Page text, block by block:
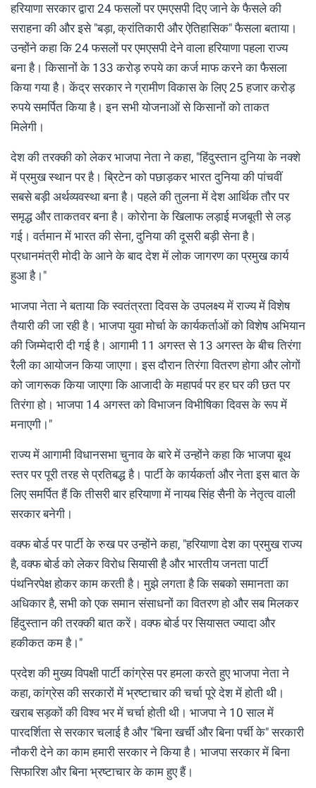
हरियाणा सरकार द्वारा 24 फसलों पर एमएसपी दिए जाने के फैसले की
सराहना की और इसे "बड़ा, क्रांतिकारी और ऐतिहासिक" फैसला बताया।
उन्होंने कहा कि 24 फसलों पर एमएसपी देने वाला हरियाणा पहला राज्य
बना है। किसानों के 133 करोड़ रुपये का कर्ज माफ करने का फैसला
किया गया है। केंद्र सरकार ने ग्रामीण विकास के लिए 25 हजार करोड़
रुपये समर्पित किया है। इन सभी योजनाओं से किसानों को ताकत
मिलेगी।
देश की तरक्की को लेकर भाजपा नेता ने कहा, "हिंदुस्तान दुनिया के नक्शे
में प्रमुख स्थान पर है। ब्रिटेन को पछाड़कर भारत दुनिया की पांचवीं
सबसे बड़ी अर्थव्यवस्था बना है। पहले की तुलना में देश आर्थिक तौर पर
समृद्ध और ताकतवर बना है। कोरोना के खिलाफ लड़ाई मजबूती से लड़
गई। वर्तमान में भारत की सेना, दुनिया की दूसरी बड़ी सेना है।
प्रधानमंत्री मोदी के आने के बाद देश में लोक जागरण का प्रमुख कार्य
हुआ है।"
भाजपा नेता ने बताया कि स्वतंत्रता दिवस के उपलक्ष्य में राज्य में विशेष
तैयारी की जा रही है। भाजपा युवा मोर्चा के कार्यकर्ताओं को विशेष अभियान
की जिम्मेदारी दी गई है। आगामी 11 अगस्त से 13 अगस्त के बीच तिरंगा
रैली का आयोजन किया जाएगा। इस दौरान तिरंगा वितरण होगा और लोगों
को जागरूक किया जाएगा कि आजादी के महापर्व पर हर घर की छत पर
तिरंगा हो। भाजपा 14 अगस्त को विभाजन विभीषिका दिवस के रूप में
मनाएगी।"
राज्य में आगामी विधानसभा चुनाव के बारे में उन्होंने कहा कि भाजपा बूथ
स्तर पर पूरी तरह से प्रतिबद्ध है। पार्टी के कार्यकर्ता और नेता इस बात के
लिए समर्पित हैं कि तीसरी बार हरियाणा में नायब सिंह सैनी के नेतृत्व वाली
सरकार बनेगी।
वक्फ बोर्ड पर पार्टी के रुख पर उन्होंने कहा, "हरियाणा देश का प्रमुख राज्य
है, वक्फ बोर्ड को लेकर विरोध सियासी है और भारतीय जनता पार्टी
पंथनिरपेक्ष होकर काम करती है। मुझे लगता है कि सबको समानता का
अधिकार है, सभी को एक समान संसाधनों का वितरण हो और सब मिलकर
हिंदुस्तान की तरक्की बात करें। वक्फ बोर्ड पर सियासत ज्यादा और
हकीकत कम है।"
प्रदेश की मुख्य विपक्षी पार्टी कांग्रेस पर हमला करते हुए भाजपा नेता ने
कहा, कांग्रेस की सरकारों में भ्रष्टाचार की चर्चा पूरे देश में होती थी।
खराब सड़कों की विश्व भर में चर्चा होती थी। भाजपा ने 10 साल में
पारदर्शिता से सरकार चलाई है और "बिना खर्ची और बिना पर्ची के" सरकारी
नौकरी देने का काम हमारी सरकार ने किया है। भाजपा सरकार में बिना
सिफारिश और बिना भ्रष्टाचार के काम हुए हैं।